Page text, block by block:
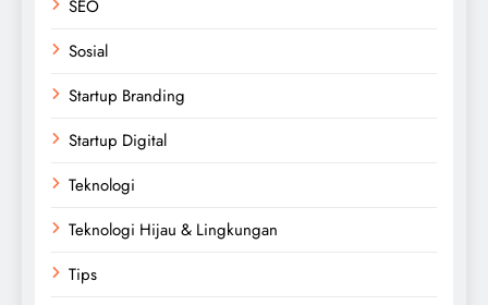
SEO
Sosial
Startup Branding
Startup Digital
Teknologi
Teknologi Hijau & Lingkungan
Tips